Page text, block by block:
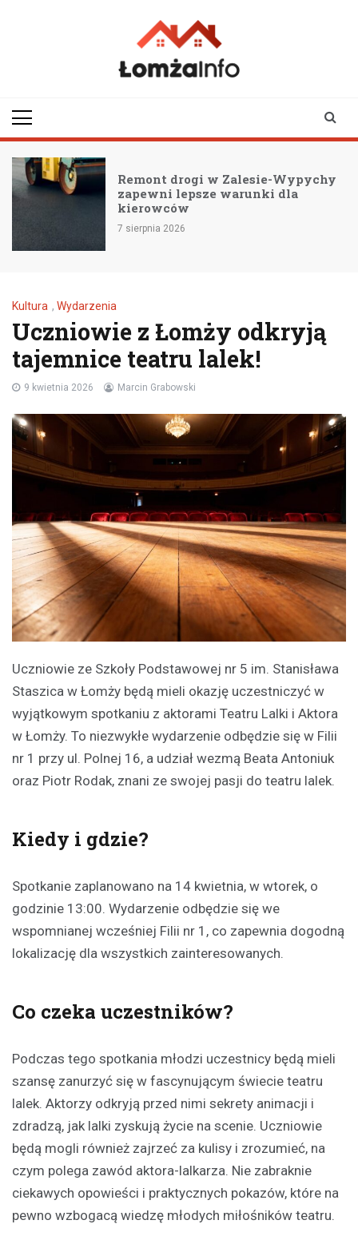
Remont drogi w Zalesie-Wypychy
zapewni lepsze warunki dla
kierowców
7 sierpnia 2026
Kultura , Wydarzenia
Uczniowie z Łomży odkryją
tajemnice teatru lalek!
9 kwietnia 2026 Marcin Grabowski
Uczniowie ze Szkoły Podstawowej nr 5 im. Stanisława
Staszica w Łomży będą mieli okazję uczestniczyć w
wyjątkowym spotkaniu z aktorami Teatru Lalki i Aktora
w Łomży. To niezwykłe wydarzenie odbędzie się w Filii
nr 1 przy ul. Polnej 16, a udział wezmą Beata Antoniuk
oraz Piotr Rodak, znani ze swojej pasji do teatru lalek.
Kiedy i gdzie?
Spotkanie zaplanowano na 14 kwietnia, w wtorek, o
godzinie 13:00. Wydarzenie odbędzie się we
wspomnianej wcześniej Filii nr 1, co zapewnia dogodną
lokalizację dla wszystkich zainteresowanych.
Co czeka uczestników?
Podczas tego spotkania młodzi uczestnicy będą mieli
szansę zanurzyć się w fascynującym świecie teatru
lalek. Aktorzy odkryją przed nimi sekrety animacji i
zdradzą, jak lalki zyskują życie na scenie. Uczniowie
będą mogli również zajrzeć za kulisy i zrozumieć, na
czym polega zawód aktora-lalkarza. Nie zabraknie
ciekawych opowieści i praktycznych pokazów, które na
pewno wzbogacą wiedzę młodych miłośników teatru.